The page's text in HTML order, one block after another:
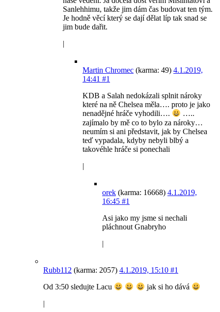
Sanlehhimu, takže jim dám čas budovat ten tým.
Je hodně věcí který se dají dělat líp tak snad se
jim bude dařit.
|
Martin Chromec (karma: 49) 4.1.2019,
14:41 #1
KDB a Salah nedokázali splnit nároky
které na ně Chelsea měla…. proto je jako
nenadějné hráče vyhodili….
…..
zajímalo by mě co to bylo za nároky…
neumím si ani představit, jak by Chelsea
teď vypadala, kdyby nebyli blbý a
takovéhle hráče si ponechali
|
orek (karma: 16668) 4.1.2019,
16:45 #1
Asi jako my jsme si nechali
pláchnout Gnabryho
|
Rubb112 (karma: 2057) 4.1.2019, 15:10 #1
Od 3:50 sledujte Lacu
jak si ho dává
|